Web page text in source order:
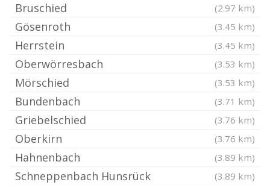
Bruschied (2.97 km)
Gösenroth (3.45 km)
Herrstein (3.45 km)
Oberwörresbach (3.53 km)
Mörschied (3.53 km)
Bundenbach (3.71 km)
Griebelschied (3.76 km)
Oberkirn (3.76 km)
Hahnenbach (3.89 km)
Schneppenbach Hunsrück (3.89 km)